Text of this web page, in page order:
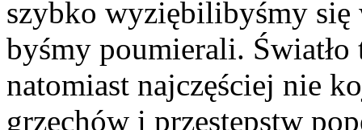
szybko wyziębilibyśmy się
byśmy poumierali.
natomiast najczęściej nie
grzechów i przestępstw